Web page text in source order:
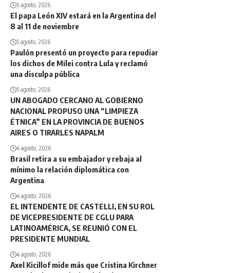
5 agosto, 2026
El papa León XIV estará en la Argentina del
8 al 11 de noviembre
5 agosto, 2026
Paulón presentó un proyecto para repudiar
los dichos de Milei contra Lula y reclamó
una disculpa pública
5 agosto, 2026
UN ABOGADO CERCANO AL GOBIERNO
NACIONAL PROPUSO UNA “LIMPIEZA
ÉTNICA” EN LA PROVINCIA DE BUENOS
AIRES O TIRARLES NAPALM
4 agosto, 2026
Brasil retira a su embajador y rebaja al
mínimo la relación diplomática con
Argentina
4 agosto, 2026
EL INTENDENTE DE CASTELLI, EN SU ROL
DE VICEPRESIDENTE DE CGLU PARA
LATINOAMÉRICA, SE REUNIÓ CON EL
PRESIDENTE MUNDIAL
4 agosto, 2026
Axel Kicillof mide más que Cristina Kirchner